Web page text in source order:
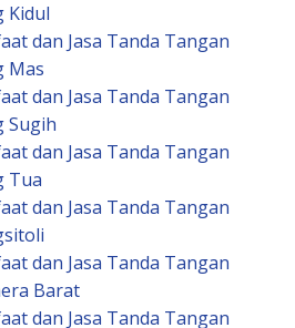
Kidul
dan Jasa Tanda Tangan
Mas
dan Jasa Tanda Tangan
Sugih
dan Jasa Tanda Tangan
Tua
dan Jasa Tanda Tangan
dan Jasa Tanda Tangan
Barat
dan Jasa Tanda Tangan